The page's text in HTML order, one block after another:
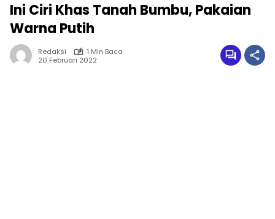
Ini Ciri Khas Tanah Bumbu, Pakaian
Warna Putih
Redaksi
1 Min Baca
20 Februari 2022